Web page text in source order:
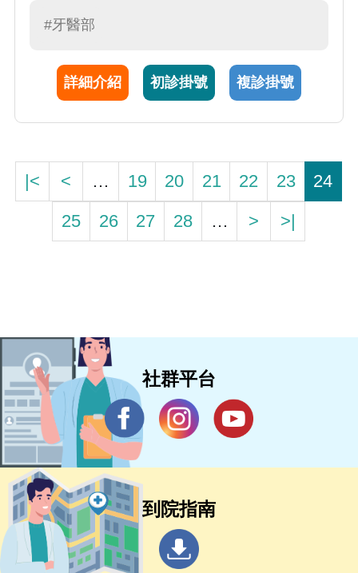
童及青少年牙齒外傷急症處理及(6)全身麻醉、
#牙醫部
詳細介紹 初診掛號 複診掛號
|< < … 19 20 21 22 23
24
25
26 27 28 … > >|
社群平台
到院指南